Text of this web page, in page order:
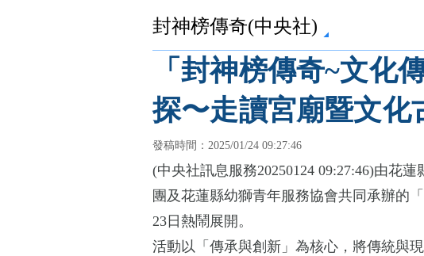
封神榜傳奇(中央社)
「封神榜傳奇~文化
探〜走讀宮廟暨文化
發稿時間：2025/01/24 09:27:46
(中央社訊息服務20250124 09:27:46)由花
團及花蓮縣幼獅青年服務協會共同承辦的
23日熱鬧展開。
活動以「傳承與創新」為核心，將傳統與